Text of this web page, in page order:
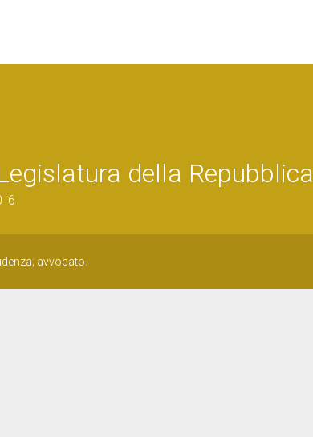
della Repubblica
avvocato.